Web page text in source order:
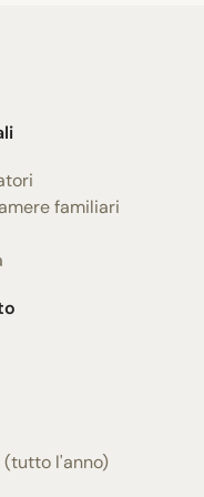
familiari
(tutto l'anno)